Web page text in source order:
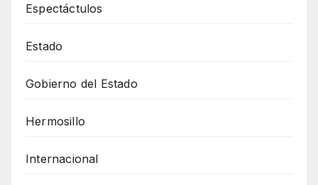
Espectáctulos
Estado
Gobierno del Estado
Hermosillo
Internacional